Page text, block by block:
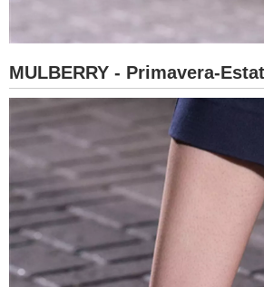
MULBERRY - Primavera-